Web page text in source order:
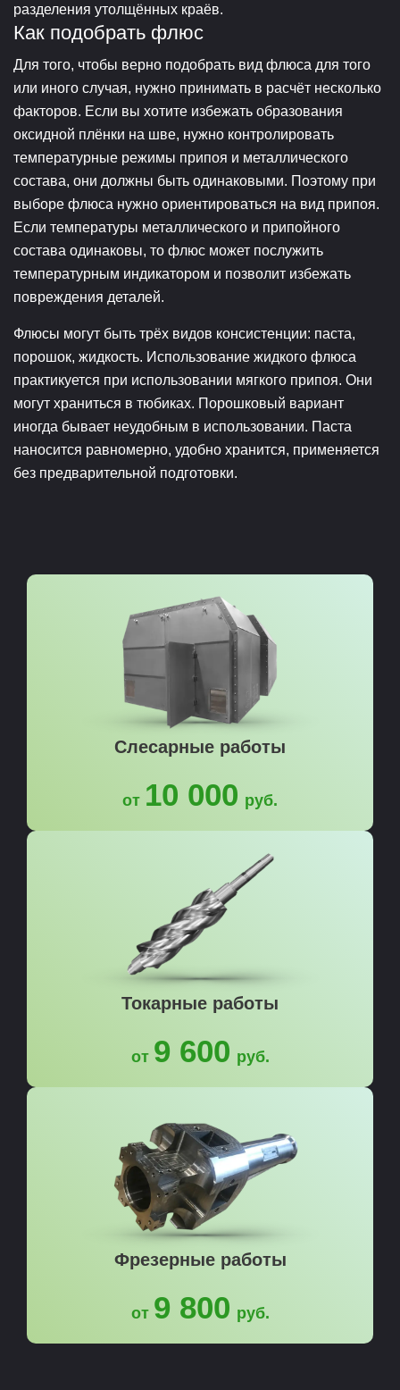
разделения утолщённых краёв.
Как подобрать флюс
Для того, чтобы верно подобрать вид флюса для того
или иного случая, нужно принимать в расчёт несколько
факторов. Если вы хотите избежать образования
оксидной плёнки на шве, нужно контролировать
температурные режимы припоя и металлического
состава, они должны быть одинаковыми. Поэтому при
выборе флюса нужно ориентироваться на вид припоя.
Если температуры металлического и припойного
состава одинаковы, то флюс может послужить
температурным индикатором и позволит избежать
повреждения деталей.
Флюсы могут быть трёх видов консистенции: паста,
порошок, жидкость. Использование жидкого флюса
практикуется при использовании мягкого припоя. Они
могут храниться в тюбиках. Порошковый вариант
иногда бывает неудобным в использовании. Паста
наносится равномерно, удобно хранится, применяется
без предварительной подготовки.
Слесарные работы
от 10 000 руб.
Токарные работы
от 9 600 руб.
Фрезерные работы
от 9 800 руб.